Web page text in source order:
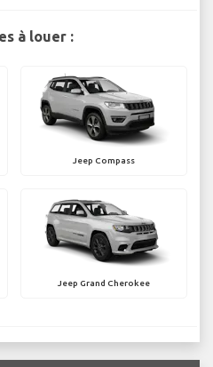
à louer :
Jeep Compass
Jeep Grand Cherokee